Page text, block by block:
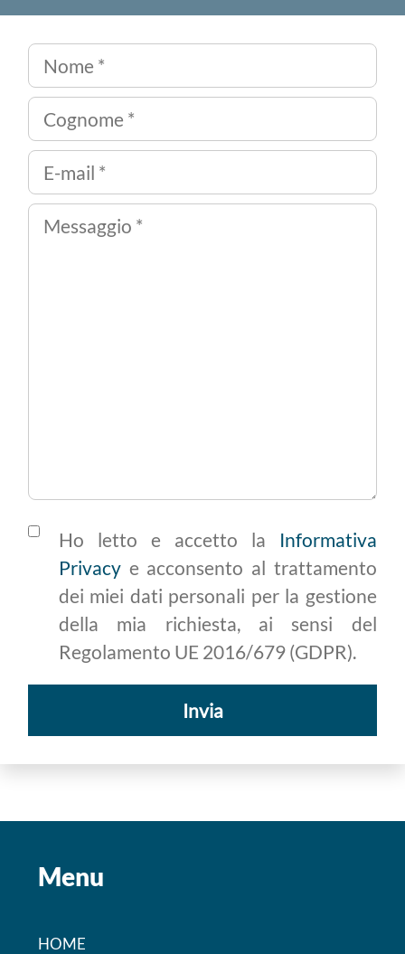
Ho letto e accetto la Informativa
Privacye acconsento al trattamento
dei miei dati personali per la gestione
della mia richiesta, ai sensi del
Regolamento UE 2016/679 (GDPR).
Menu
HOME